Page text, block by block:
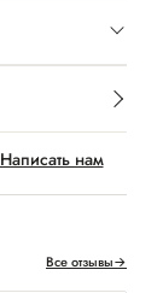
Написать нам
Все отзывы→